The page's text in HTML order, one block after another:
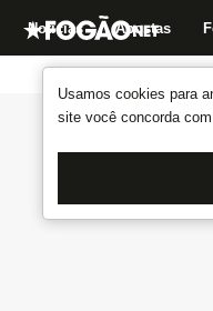
Usamos cookies para
site você concorda
Notícias Apostas